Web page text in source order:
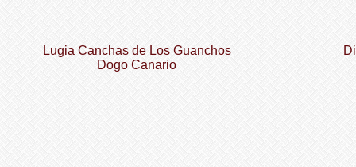
Lugia Canchas de Los Guanchos
Dogo Сanario